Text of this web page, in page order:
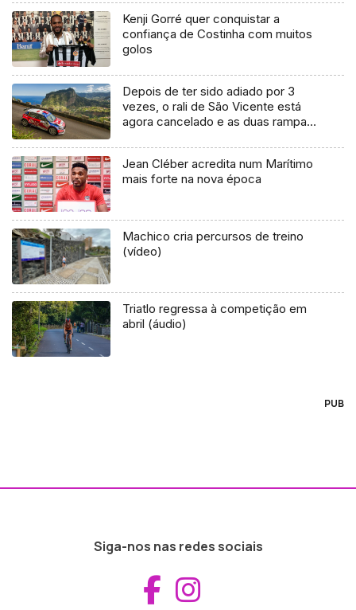
Kenji Gorré quer conquistar a
confiança de Costinha com muitos
golos
Depois de ter sido adiado por 3
vezes, o rali de São Vicente está
agora cancelado e as duas rampas
janeiro
Jean Cléber acredita num Marítimo
mais forte na nova época
Machico cria percursos de treino
(vídeo)
Triatlo regressa à competição em
abril (áudio)
PUB
Siga-nos nas redes sociais
Aceder ao